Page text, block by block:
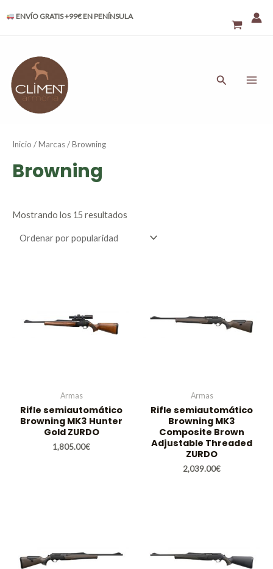
ENVÍO GRATIS +99€ EN PENÍNSULA
Buscar
Inicio /Marcas/ Browning
Browning
Mostrando los 15 resultados
por
popularidad
Armas
Rifle semiautomático
Browning MK3 Hunter
Gold ZURDO
1,805.00€
Armas
Rifle semiautomático
Browning MK3
Composite Brown
Adjustable Threaded
ZURDO
2,039.00€